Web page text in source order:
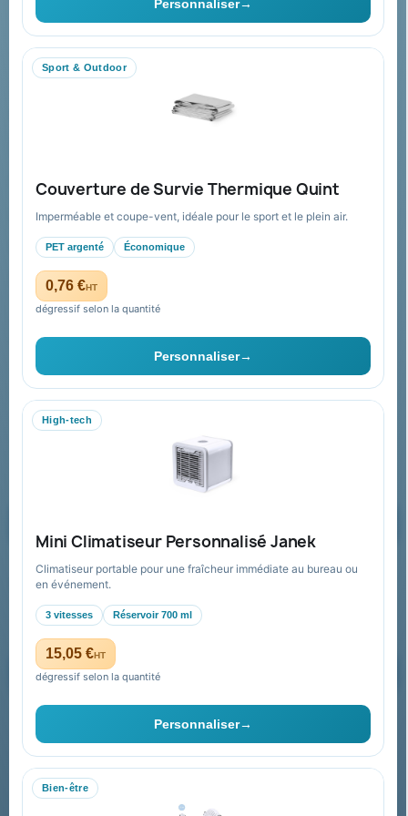
Personnaliser→
Sport & Outdoor
Couverture de Survie Thermique Quint
Imperméable et coupe-vent, idéale pour le sport et le plein air.
PET argenté Économique
0,76 €HT
dégressif selon la quantité
Personnaliser→
High-tech
Mini Climatiseur Personnalisé Janek
Climatiseur portable pour une fraîcheur immédiate au bureau ou
en événement.
3 vitesses Réservoir 700 ml
15,05 €HT
dégressif selon la quantité
Personnaliser→
Bien-être
Livraison
FAQ sur Promenoch Goodies Pub France
Conditions de retour
Paiement sécurisé
Plan du site
Contact & devis
06 09 53 17 41
WhatsApp
equipe@promenoch-goodies.com
Recevez nos offres spéciales
Vous pouvez vous désinscrire à tout moment. Vous trouverez pour
cela nos informations de contact dans les conditions d'utilisation du
site.